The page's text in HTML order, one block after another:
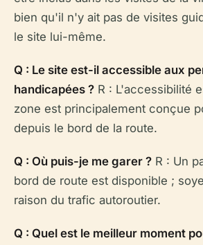
bien qu'il n'y ait pas de visites
le site lui-même.
Q : Le site est-il accessible aux
handicapées ? R : L'accessibilité
zone est principalement conçue
depuis le bord de la route.
Q : Où puis-je me garer ? R : Un
bord de route est disponible ;
raison du trafic autoroutier.
Q : Quel est le meilleur moment